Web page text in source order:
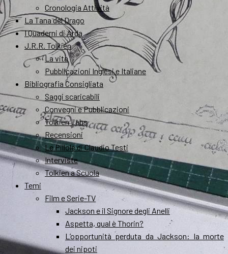
Cronologia Attività
La Tana del Drago
I Quaderni di Arda
J.R.R. Tolkien
La vita
Pubblicazioni Inglesi e Italiane
Bibliografia Consigliata
Saggi scaricabili
Convegni e Pubblicazioni
Tolkien Labs
Recensioni
Le Pillole di Claudio Testi
Interviste
Tolkien a Scuola
Temi
Film e Serie-TV
Jackson e il Signore degli Anelli
Aspetta, qual è Thorin?
L’opportunità perduta da Jackson: la morte
dei nipoti